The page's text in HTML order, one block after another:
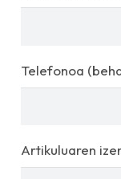
Telefonoa
Artikuluaren